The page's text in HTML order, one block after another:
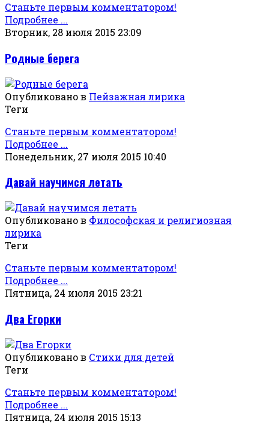
Станьте первым комментатором!
Подробнее ...
Вторник, 28 июля 2015 23:09
Родные берега
Опубликовано в Пейзажная лирика
Теги
Станьте первым комментатором!
Подробнее ...
Понедельник, 27 июля 2015 10:40
Давай научимся летать
Опубликовано в Философская и религиозная
лирика
Теги
Станьте первым комментатором!
Подробнее ...
Пятница, 24 июля 2015 23:21
Два Егорки
Опубликовано в Стихи для детей
Теги
Станьте первым комментатором!
Подробнее ...
Пятница, 24 июля 2015 15:13